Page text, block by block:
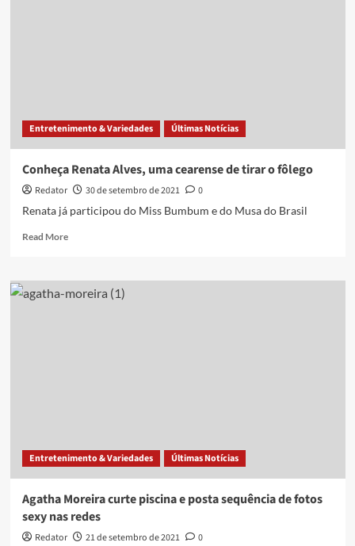
Entretenimento & Variedades Últimas Notícias
Conheça Renata Alves, uma cearense de tirar o fôlego
Redator 30 de setembro de 2021
0
Renata já participou do Miss Bumbum e do Musa do Brasil
Read MoreRead
Conheça
Renata
Entretenimento & Variedades Últimas Notícias
Agatha Moreira curte piscina e posta sequência de fotos
sexy nas redes
Redator 21 de setembro de 2021
0